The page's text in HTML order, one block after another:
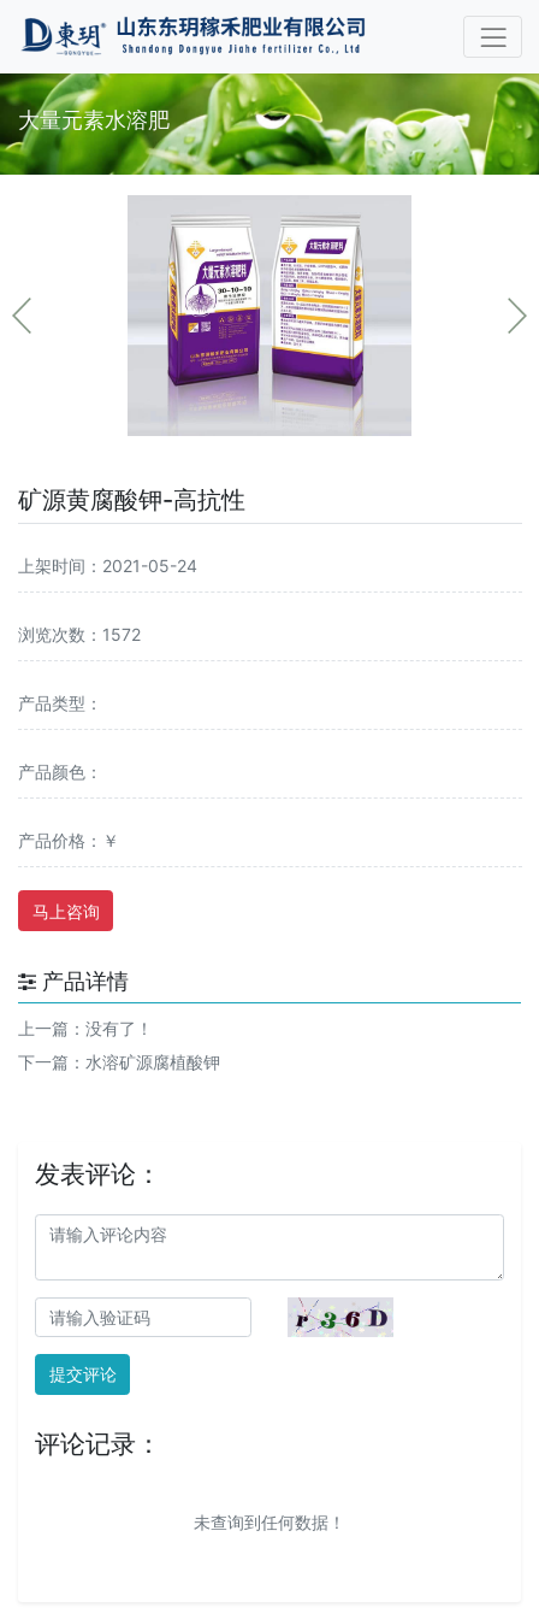
大量元素水溶肥
矿源黄腐酸钾-高抗性
上架时间：2021-05-24
浏览次数：1572
产品类型：
产品颜色：
产品价格：￥
马上咨询
产品详情
上一篇：没有了！
下一篇： 水溶矿源腐植酸钾
发表评论：
提交评论
评论记录：
未查询到任何数据！